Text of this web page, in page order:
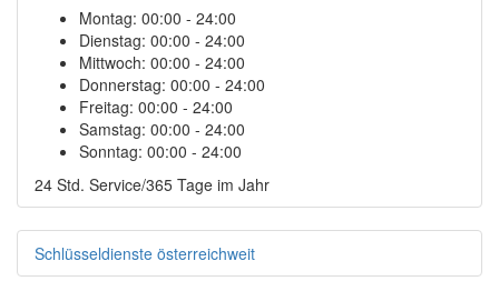
Montag: 00:00 - 24:00
Dienstag: 00:00 - 24:00
Mittwoch: 00:00 - 24:00
Donnerstag: 00:00 - 24:00
Freitag: 00:00 - 24:00
Samstag: 00:00 - 24:00
Sonntag: 00:00 - 24:00
24 Std. Service/365 Tage im Jahr
Schlüsseldienste österreichweit